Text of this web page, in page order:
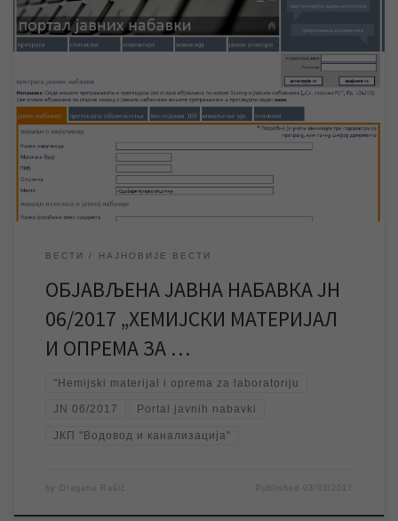
ЈКП „Водовод и канализација“ Зрењанин обавештава све
заинтересоване стране да је расписана јавна набавка за
хемијски материјал и опрему за лабораторију. Због
техничких проблема нисмо у могућности да јавну набавку
објавимо на сајту нашег предузећа. Јавну набавку ЈН 06/2017
„Хемијски материјал и опрема за лабораторију“ можете
погледати […]
ВЕСТИ НАЈНОВИЈЕ ВЕСТИ
ОБЈАВЉЕНА ЈАВНА НАБАВКА ЈН
06/2017 „ХЕМИЈСКИ МАТЕРИЈАЛ
И ОПРЕМА ЗА …
"Hemijski materijal i oprema za laboratoriju
JN 06/2017 Portal javnih nabavki
ЈКП "Водовод и канализација"
by Dragana Rašić Published 03/03/2017